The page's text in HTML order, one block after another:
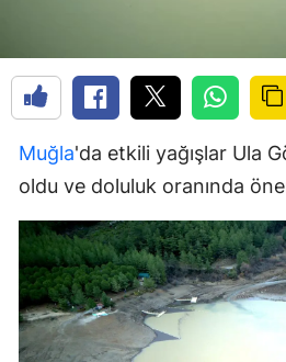
Muğla'da etkili yağışlar Ula
oldu ve doluluk oranında